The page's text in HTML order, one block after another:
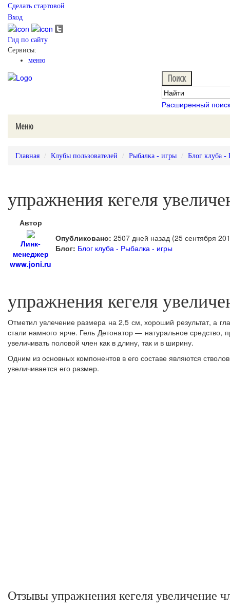
Сделать стартовой
Вход
Гид по сайту
Сервисы:
меню
Расширенный поиск
Меню
Главная Клубы пользователей Рыбалка - игры Блог клуба -
упражнения кегеля
Автор
Линк-
менеджер
www.joni.ru
Опубликовано: 2507 дней назад (25 сентября
Блог: Блог клуба - Рыбалка - игры
упражнения кегеля
Отметил увлечение размера на 2,5 см, хороший результат, а
стали намного ярче. Гель Детонатор — натуральное
увеличивать половой член как в длину, так и в ширину.
Одним из основных компонентов в его составе являются
увеличивается его размер.
Отзывы упражнения кегеля увеличение